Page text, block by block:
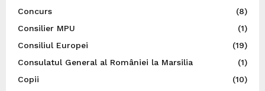
Concurs
(8)
Consilier MPU
(1)
Consiliul Europei
(19)
Consulatul General al României la Marsilia
(1)
Copii
(10)